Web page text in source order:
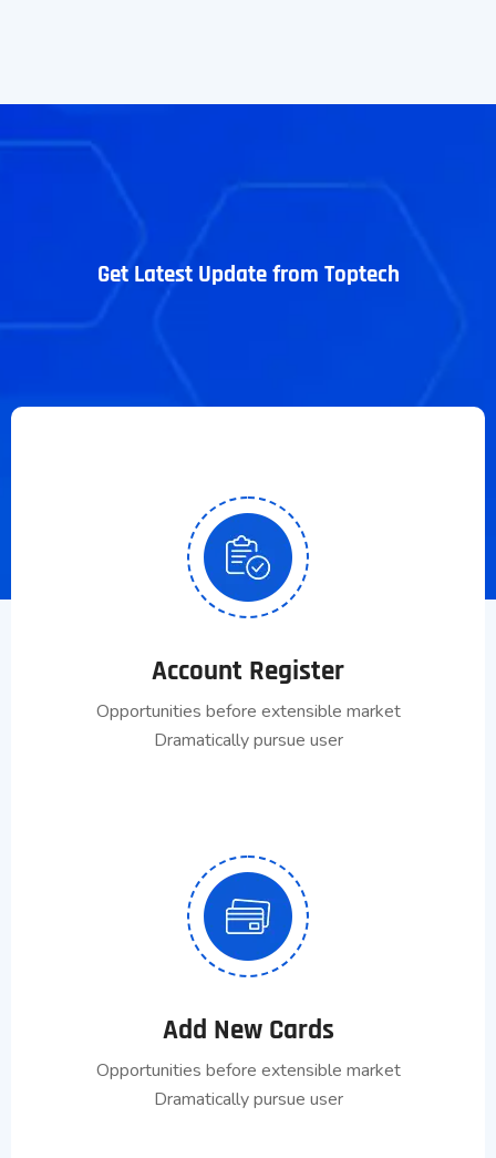
Get Latest Update from Toptech
Account Register
Opportunities before extensible market
Dramatically pursue user
Add New Cards
Opportunities before extensible market
Dramatically pursue user